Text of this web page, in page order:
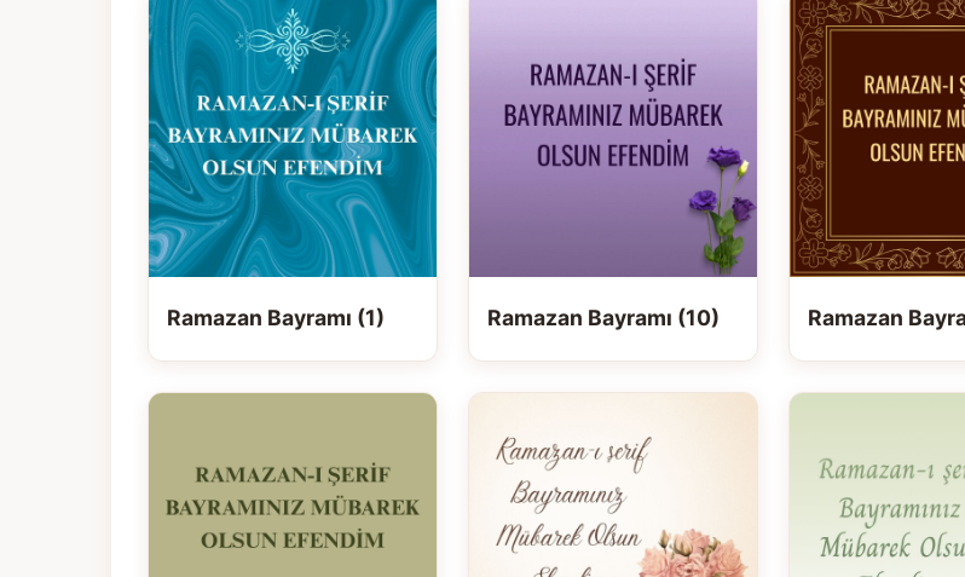
Ramazan Bayramı (1) Ramazan Bayramı (10) Ramazan